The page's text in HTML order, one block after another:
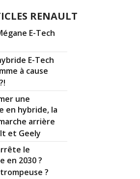
RENAULT
E-Tech
E-Tech
à cause
une
en hybride, la
arrière
et Geely
le
en 2030 ?
?